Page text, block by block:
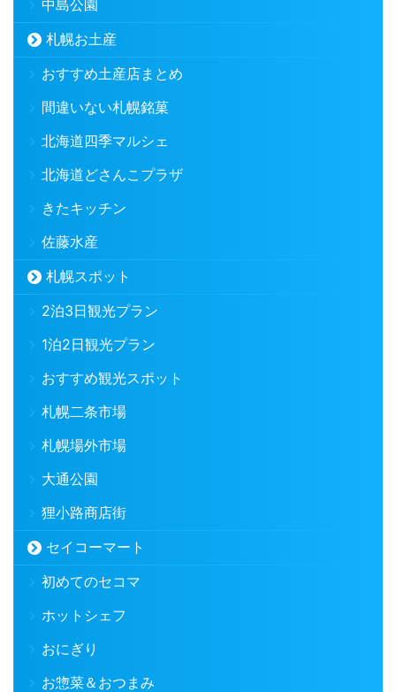
中島公園
札幌お土産
おすすめ土産店まとめ
間違いない札幌銘菓
北海道四季マルシェ
北海道どさんこプラザ
きたキッチン
佐藤水産
札幌スポット
2泊3日観光プラン
1泊2日観光プラン
おすすめ観光スポット
札幌二条市場
札幌場外市場
大通公園
狸小路商店街
セイコーマート
初めてのセコマ
ホットシェフ
おにぎり
お惣菜＆おつまみ